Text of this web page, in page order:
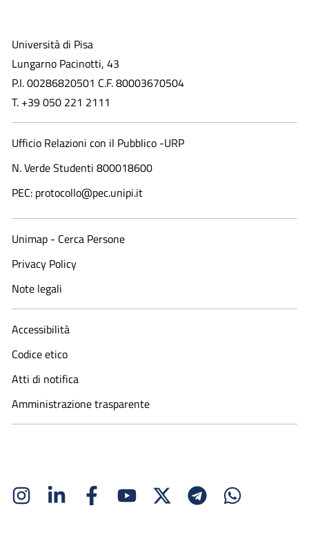
Università di Pisa
Lungarno Pacinotti, 43
P.I. 00286820501 C.F. 80003670504
T. +39 050 221 2111
Ufficio Relazioni con il Pubblico -URP
N. Verde Studenti 800018600​
PEC: protocollo@pec.unipi.it
Unimap - Cerca Persone
Privacy Policy
Note legali
Accessibilità
Codice etico
Atti di notifica
Amministrazione trasparente